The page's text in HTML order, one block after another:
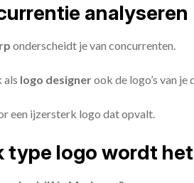
analyseren
onderscheidt je van concurrenten.
als logo designerook de logo’s van
een ijzersterk logo dat opvalt.
type logo wordt